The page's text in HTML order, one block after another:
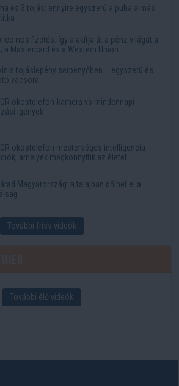
és 3 tojás: ennyire egyszerű a puha almás
fizetés: így alakítja át a pénz világát a
a Mastercard és a Western Union
tojáslepény serpenyőben – egyszerű és
vacsora
okostelefon-kamera vs mindennapi
igények
okostelefon mesterséges intelligencia
amelyek megkönnyítik az életet
Magyarország: a talajban dőlhet el a
További friss videók
További élő videók